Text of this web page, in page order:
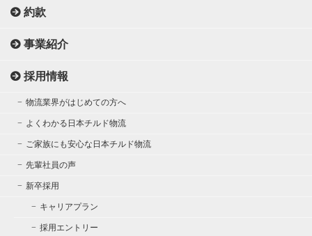
約款
事業紹介
採用情報
物流業界がはじめての方へ
よくわかる日本チルド物流
ご家族にも安心な日本チルド物流
先輩社員の声
新卒採用
キャリアプラン
採用エントリー